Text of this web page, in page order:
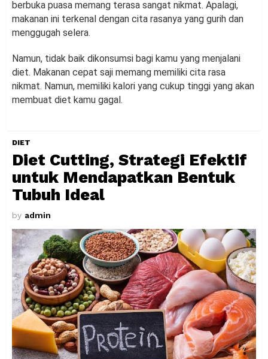
berbuka puasa memang terasa sangat nikmat. Apalagi,
makanan ini terkenal dengan cita rasanya yang gurih dan
menggugah selera.
Namun, tidak baik dikonsumsi bagi kamu yang menjalani
diet. Makanan cepat saji memang memiliki cita rasa
nikmat. Namun, memiliki kalori yang cukup tinggi yang akan
membuat diet kamu gagal.
DIET
Diet Cutting, Strategi Efektif
untuk Mendapatkan Bentuk
Tubuh Ideal
by admin